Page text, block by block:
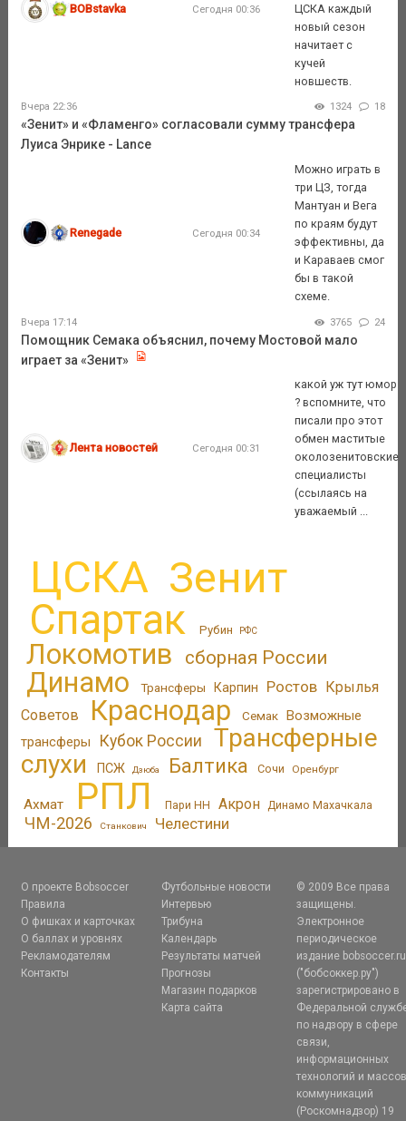
BOBstavka Сегодня 00:36
ЦСКА каждый
новый сезон
начитает с
кучей
новшеств.
Вчера 22:36 1324 18
«Зенит» и «Фламенго» согласовали сумму трансфера
Луиса Энрике - Lance
Renegade Сегодня 00:34
Можно играть в
три ЦЗ, тогда
Мантуан и Вега
по краям будут
эффективны, да
и Караваев смог
бы в такой
схеме.
Вчера 17:14 3765 24
Помощник Семака объяснил, почему Мостовой мало
играет за «Зенит»
Лента новостей Сегодня 00:31
какой уж тут юмор
? вспомните, что
писали про этот
обмен маститые
околозенитовские
специалисты
(ссылаясь на
уважаемый ...
ЦСКА Зенит
Спартак Рубин РФС
Локомотив сборная России
Динамо Трансферы Карпин Ростов Крылья
Советов
Краснодар Семак Возможные
трансферы
Кубок России
Трансферные
слухи
ПСЖ Дзюба Балтика Сочи Оренбург
Ахмат РПЛ Пари НН Акрон Динамо Махачкала
ЧМ-2026 Станкович Челестини
О проекте Bobsoccer
Правила
О фишках и карточках
О баллах и уровнях
Рекламодателям
Контакты
Футбольные новости
Интервью
Трибуна
Календарь
Результаты матчей
Прогнозы
Магазин подарков
Карта сайта
© 2009 Все права
защищены.
Электронное
периодическое
издание bobsoccer.ru
("бобсоккер.ру")
зарегистрировано в
Федеральной
по надзору в сфере
связи,
информационных
технологий и
коммуникаций
(Роскомнадзор) 19